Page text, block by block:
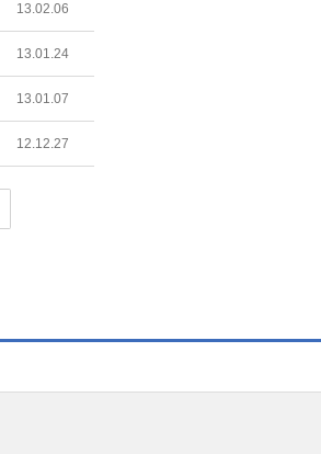
13.02.06
13.01.24
13.01.07
12.12.27